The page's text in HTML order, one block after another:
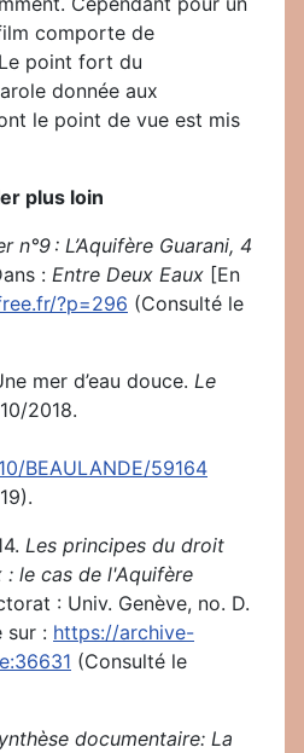
comporte de
point fort du
donnée aux
le point de vue est mis
plus loin
n°9 : L’Aquifère Guarani, 4
: Entre Deux Eaux [En
?p=296 (Consulté le
mer d’eau douce. Le
2018.
BEAULANDE/59164
Les principes du droit
le cas de l'Aquifère
: Univ. Genève, no. D.
sur : https://archive-
(Consulté le
documentaire: La